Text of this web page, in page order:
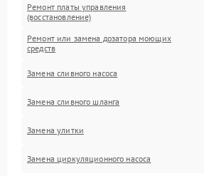
Ремонт платы управления
(восстановление)
Ремонт или замена дозатора моющих
средств
Замена сливного насоса
Замена сливного шланга
Замена улитки
Замена циркуляционного насоса